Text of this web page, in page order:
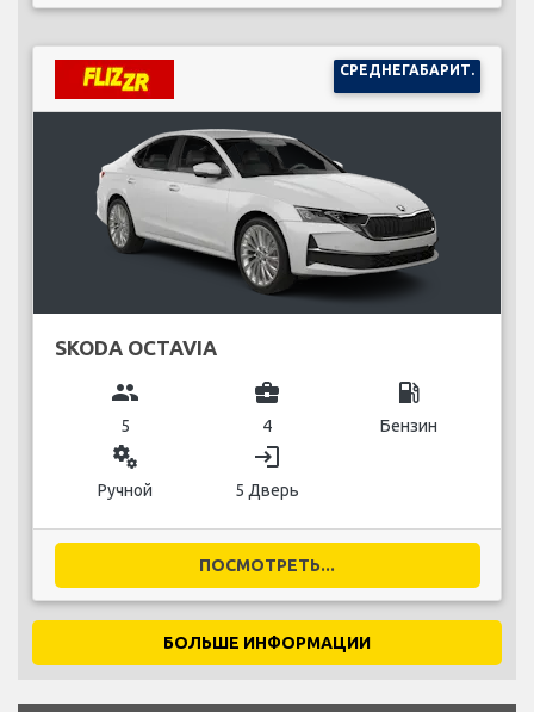
СРЕДНЕГАБАРИТ.
SKODA OCTAVIA
group
5
business_center
4
local_gas_station
Бензин
miscellaneous_services
Ручной
login
5 Дверь
ПОСМОТРЕТЬ...
БОЛЬШЕ ИНФОРМАЦИИ